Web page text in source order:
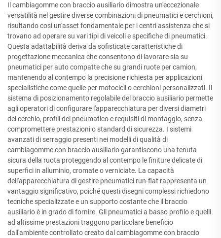
Il cambiagomme con braccio ausiliario dimostra un'eccezionale
versatilità nel gestire diverse combinazioni di pneumatici e cerchioni,
risultando così un'asset fondamentale per i centri assistenza che si
trovano ad operare su vari tipi di veicoli e specifiche di pneumatici.
Questa adattabilità deriva da sofisticate caratteristiche di
progettazione meccanica che consentono di lavorare sia su
pneumatici per auto compatte che su grandi ruote per camion,
mantenendo al contempo la precisione richiesta per applicazioni
specialistiche come quelle per motocicli o cerchioni personalizzati. Il
sistema di posizionamento regolabile del braccio ausiliario permette
agli operatori di configurare l'apparecchiatura per diversi diametri
del cerchio, profili del pneumatico e requisiti di montaggio, senza
compromettere prestazioni o standard di sicurezza. I sistemi
avanzati di serraggio presenti nei modelli di qualità di
cambiagomme con braccio ausiliario garantiscono una tenuta
sicura della ruota proteggendo al contempo le finiture delicate di
superfici in alluminio, cromate o verniciate. La capacità
dell'apparecchiatura di gestire pneumatici run-flat rappresenta un
vantaggio significativo, poiché questi disegni complessi richiedono
tecniche specializzate e un supporto costante che il braccio
ausiliario è in grado di fornire. Gli pneumatici a basso profilo e quelli
ad altissime prestazioni traggono particolare beneficio
dall'ambiente controllato creato dal cambiagomme con braccio